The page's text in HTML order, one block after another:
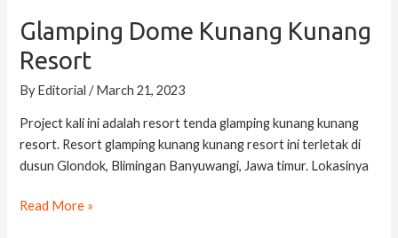
Glamping Dome Kunang Kunang
Resort
ByEditorial/March 21, 2023
Project kali ini adalah resort tenda glamping kunang kunang
resort. Resort glamping kunang kunang resort ini terletak di
dusun Glondok, Blimingan Banyuwangi, Jawa timur. Lokasinya
Read More »